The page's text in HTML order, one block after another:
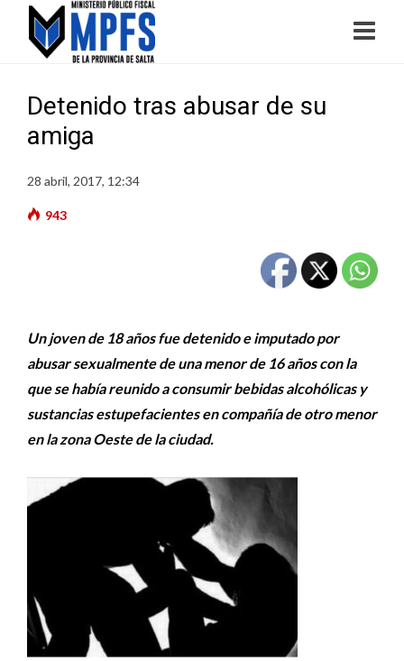
Detenido tras abusar de su
amiga
28 abril, 2017, 12:34
943
Un joven de 18 años fue detenido e imputado por
abusar sexualmente de una menor de 16 años con la
que se había reunido a consumir bebidas alcohólicas y
sustancias estupefacientes en compañía de otro menor
en la zona Oeste de la ciudad.